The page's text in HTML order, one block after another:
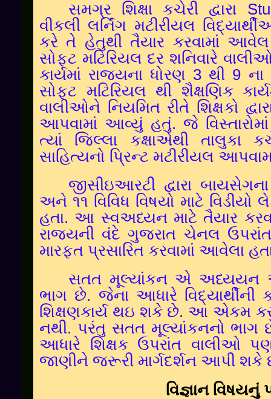
સમગ્ર શિક્ષા કચેરી દ્વારા
વીકલી લર્નિંગ મટીરીયલ
કરે તે હેતુથી તૈયાર કરવામાં આવેલ
સોફ્ટ મટિરિયલ દર શનિવારે
કાર્યમાં રાજ્યના ધોરણ 3 થી 9 ના
સોફ્ટ મટિરિયલ થી શૈક્ષણિક
વાલીઓને નિયમિત રીતે શિક્ષકો
આપવામાં આવ્યું હતું. જે
ત્યાં જિલ્લા કક્ષાએથી તાલુકા
સાહિત્યનો પ્રિન્ટ મટીરીયલ
જીસીઇઆરટી દ્વારા
અને ૧૧ વિવિધ વિષયો માટે વિડીયો
હતા. આ સ્વઅધ્યન માટે તૈયાર
રાજ્યની વંદે ગુજરાત ચેનલ ઉપરાંત
મારફત પ્રસારિત કરવામાં આવેલા
સતત મૂલ્યાંકન એ અધ્યયન
ભાગ છે. જેના આધારે
શિક્ષણકાર્ય થઇ શકે છે. આ એકમ
નથી. પરંતુ સતત મૂલ્યાંકનનો ભાગ
આધારે શિક્ષક ઉપરાંત વાલીઓ
જાણીને જરૂરી માર્ગદર્શન આપી શકે
વિજ્ઞાન વિષયનું